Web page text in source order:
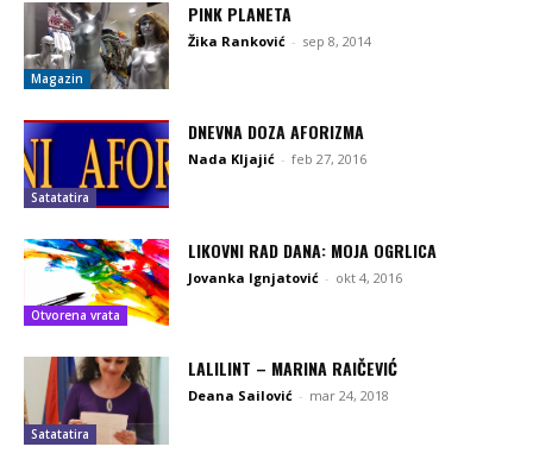
Magazin
PINK PLANETA
Žika Ranković - sep 8, 2014
Satatatira
DNEVNA DOZA AFORIZMA
Nada Kljajić - feb 27, 2016
Otvorena vrata
LIKOVNI RAD DANA: MOJA OGRLICA
Jovanka Ignjatović - okt 4, 2016
Satatatira
LALILINT – MARINA RAIČEVIĆ
Deana Sailović - mar 24, 2018